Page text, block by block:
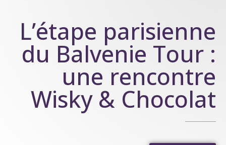
L’étape parisienne
du Balvenie Tour :
une rencontre
Wisky & Chocolat